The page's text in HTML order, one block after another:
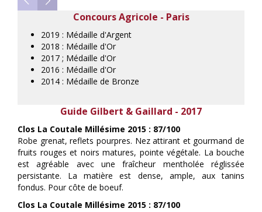
Concours Agricole - Paris
2019 : Médaille d'Argent
2018 : Médaille d'Or
2017 ; Médaille d'Or
2016 : Médaille d'Or
2014 : Médaille de Bronze
Guide Gilbert & Gaillard - 2017
Clos La Coutale Millésime 2015 : 87/100
Robe grenat, reflets pourpres. Nez attirant et gourmand de
fruits rouges et noirs matures, pointe végétale. La bouche
est agréable avec une fraîcheur mentholée réglissée
persistante. La matière est dense, ample, aux tanins
fondus. Pour côte de boeuf.
Clos La Coutale Millésime 2015 : 87/100